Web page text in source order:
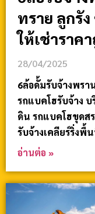
ทราย ลูกรั
ให้เช่าราค
28/04/2025
6ล้อดั้มรับจ้างพรา
รถแบคโฮรับจ้าง
ดิน รถแบคโฮขุดส
รับจ้างเคลียร์ริ่งพื้
อ่านต่อ »